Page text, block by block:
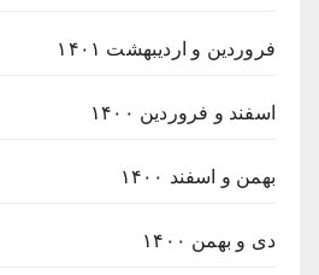
فروردین و اردیبهشت ۱۴۰۱
اسفند و فروردین ۱۴۰۰
بهمن و اسفند ۱۴۰۰
دی و بهمن ۱۴۰۰